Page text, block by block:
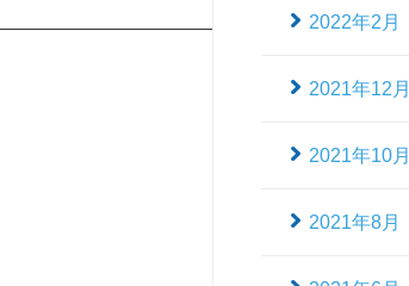
2022年2月
2021年12月
2021年10月
2021年8月